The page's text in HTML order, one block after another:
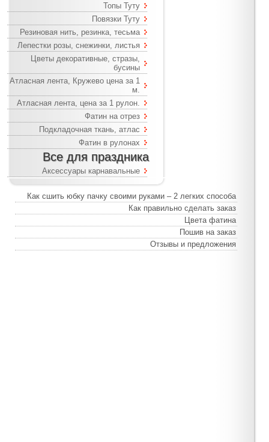
Топы Туту
Повязки Туту
Резиновая нить, резинка, тесьма
Лепестки розы, снежинки, листья
Цветы декоративные, стразы,
бусины
Атласная лента, Кружево цена за 1
м.
Атласная лента, цена за 1 рулон.
Фатин на отрез
Подкладочная ткань, атлас
Фатин в рулонах
Все для праздника
Аксессуары карнавальные
Как сшить юбку пачку своими руками – 2 легких способа
Как правильно сделать заказ
Цвета фатина
Пошив на заказ
Отзывы и предложения